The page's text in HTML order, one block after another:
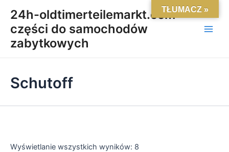
content
24h-oldtimerteilemarkt.com-
części do samochodów
zabytkowych
Main
Schutoff
Wyświetlanie wszystkich wyników: 8
według
ceny:
od
niskiej
TŁUMACZ »